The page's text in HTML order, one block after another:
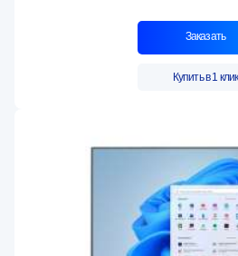
Заказать
Купить в 1 клик